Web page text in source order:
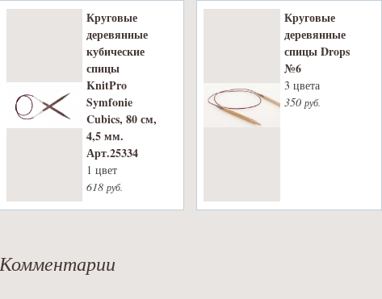
Круговые
деревянные
кубические
спицы
KnitPro
Symfonie
Cubics, 80 см,
4,5 мм.
Арт.25334
1 цвет
618руб.
Круговые
деревянные
спицы Drops
№6
3 цвета
350 руб.
Комментарии